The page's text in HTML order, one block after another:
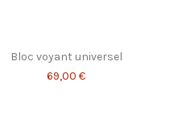
Bloc voyant universel
69,00 €